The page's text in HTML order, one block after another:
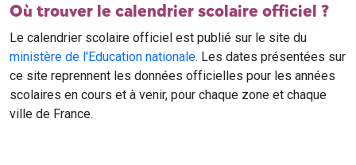
Où trouver le calendrier scolaire officiel ?
Le calendrier scolaire officiel est publié sur le site du
ministère de l'Education nationale. Les dates présentées sur
ce site reprennent les données officielles pour les années
scolaires en cours et à venir, pour chaque zone et chaque
ville de France.